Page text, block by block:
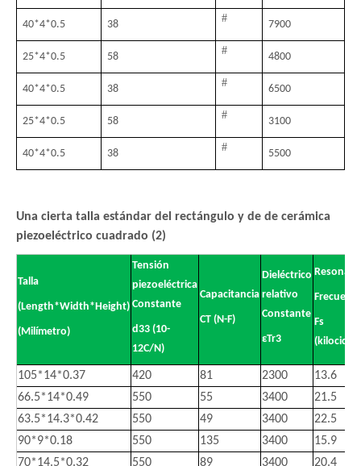
40*4*0.5 38
#
7900
25*4*0.5 58
#
4800
40*4*0.5 38
#
6500
25*4*0.5 58
#
3100
40*4*0.5 38
#
5500
Una cierta talla estándar del rectángulo y de de cerámica
piezoeléctrico cuadrado (2)
Talla
(Length*Width*Height)
(Milímetro)
Tensión
piezoeléctrica
Constante
d33 (10-
12C/N)
Capacitancia
CT (N-F)
Dieléctrico
relativo
Constante
εTr3
Fs
(kilociclo)
105*14*0.37 420 81 2300
13.6
66.5*14*0.49
550 55 3400
21.5
63.5*14.3*0.42
550 49 3400
22.5
90*9*0.18
550 135 3400
15.9
70*14.5*0.32
550 89 3400
20.4